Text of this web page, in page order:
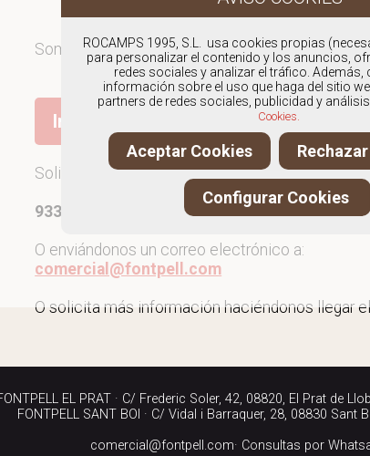
Somosespecialistas en Outlet de mocasines
Ir al outlet de mocasines
Solicita más información llamándonos a los
933 790 040
O enviándonos un correo electrónico a:
comercial@fontpell.com
O solicita más información haciéndonos llegar
EL PRAT · C/ Frederic Soler, 42, 08820, El Prat de
FONTPELL SANT BOI · C/ Vidal i Barraquer, 28, 08830 Sant
comercial@fontpell.com· Consultas por
ROCAMPS 1995, S.L. usa cookies propias
para personalizar el contenido y los anuncios,
redes sociales y analizar el tráfico.
información sobre el uso que haga del sitio
partners de redes sociales, publicidad y análisis
Cookies.
Aceptar Cookies
Configurar Cookies